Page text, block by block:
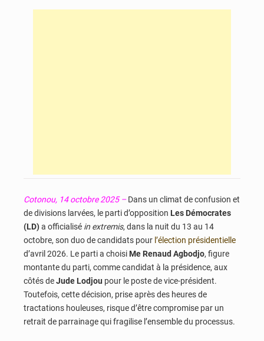
Cotonou, 14 octobre 2025 – Dans un climat de confusion et
de divisions larvées, le parti d’opposition Les Démocrates
(LD)a officialisé in extremis, dans la nuit du 13 au 14
octobre, son duo de candidats pour l’élection présidentielle
d’avril 2026. Le parti a choisi Me Renaud Agbodjo, figure
montante du parti, comme candidat à la présidence, aux
côtés deJude Lodjou pour le poste de vice-président.
Toutefois, cette décision, prise après des heures de
tractations houleuses, risque d’être compromise par un
retrait de parrainage qui fragilise l’ensemble du processus.